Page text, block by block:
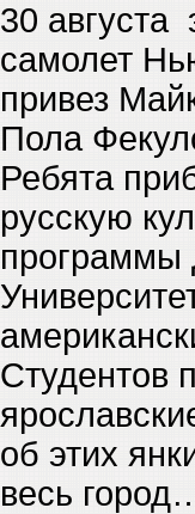
30 августа
самолет
привез
Пола
Ребята
русскую
программы
Студентов
об этих
весь